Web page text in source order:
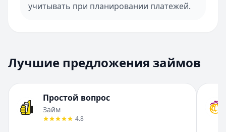
учитывать при планировании платежей.
Лучшие предложения займов
Простой вопрос
Займ
4.8